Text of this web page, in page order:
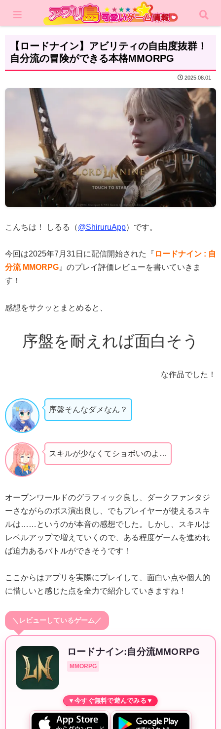
レビュー MMORPG
【ロードナイン】アビリティの自由度抜群！
自分流の冒険ができる本格MMORPG
2025.08.01
こんちは！ しるる（@ShiruruApp）です。
今回は2025年7月31日に配信開始された『 ロードナイン : 自
分流 MMORPG 』のプレイ評価レビューを書いていきま
す！
感想をサクッとまとめると、
序盤を耐えれば面白そう
な作品でした！
序盤そんなダメなん？
スキルが少なくてショボいのよ…
オープンワールドのグラフィック良し、ダークファンタジ
ーさながらのボス演出良し、でもプレイヤーが使えるスキ
ルは……というのが本音の感想でした。しかし、スキルは
レベルアップで増えていくので、ある程度ゲームを進めれ
ば迫力あるバトルができそうです！
ここからはアプリを実際にプレイして、面白い点や個人的
に惜しいと感じた点を全力で紹介していきますね！
＼レビューしているゲーム／
ロードナイン:自分流MMORPG
MMORPG